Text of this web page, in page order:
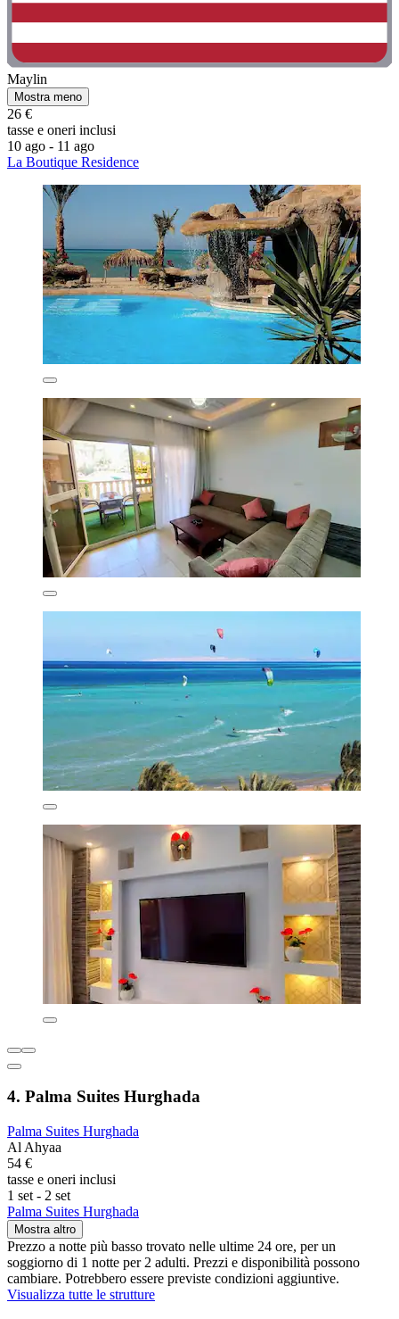
Maylin
Mostra meno
26 €
tasse e oneri inclusi
10 ago - 11 ago
La Boutique Residence
4. Palma Suites Hurghada
Palma Suites Hurghada
Al Ahyaa
54 €
tasse e oneri inclusi
1 set - 2 set
Palma Suites Hurghada
Mostra altro
Prezzo a notte più basso trovato nelle ultime 24 ore, per un
soggiorno di 1 notte per 2 adulti. Prezzi e disponibilità possono
cambiare. Potrebbero essere previste condizioni aggiuntive.
Visualizza tutte le strutture